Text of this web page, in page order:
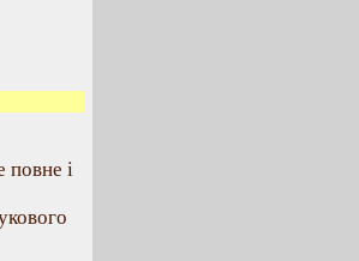
і